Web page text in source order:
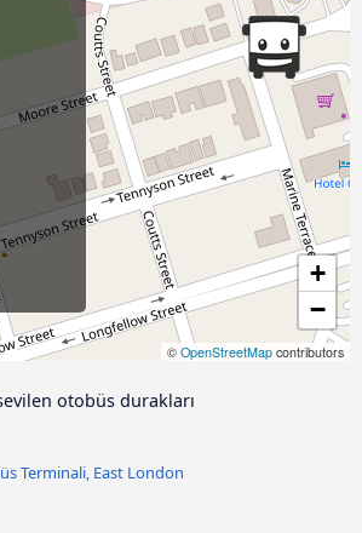
+
−
© OpenStreetMap contributors
otobüs durakları
Terminali, East London